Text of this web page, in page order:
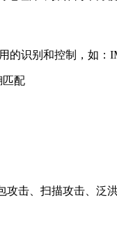
的识别和控制，如
匹配
攻击、扫描攻击、泛